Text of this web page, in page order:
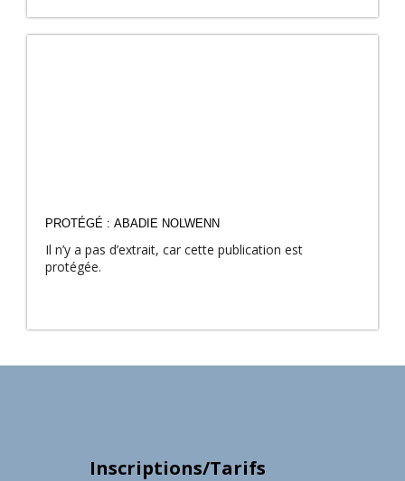
PROTÉGÉ : ABADIE NOLWENN
Il n’y a pas d’extrait, car cette publication est
protégée.
Inscriptions/Tarifs